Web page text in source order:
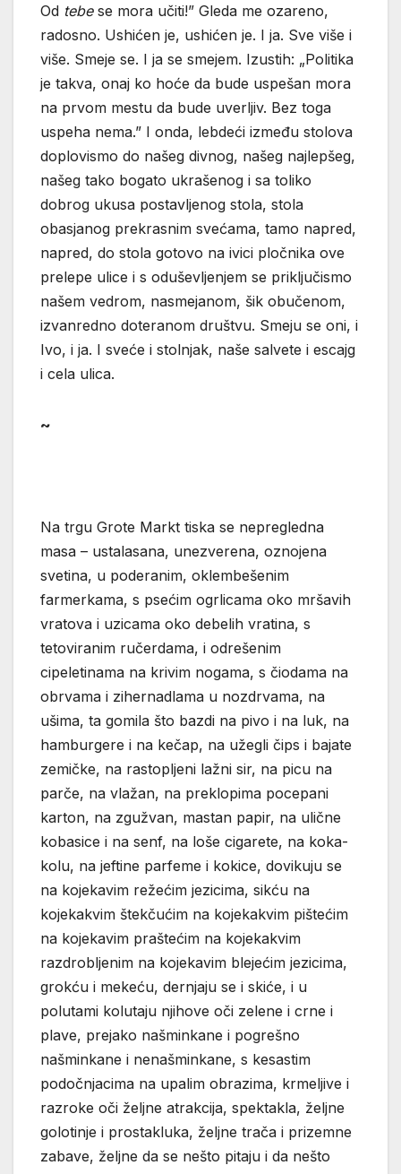
Od tebese mora učiti!” Gleda me ozareno,
radosno. Ushićen je, ushićen je. I ja. Sve više i
više. Smeje se. I ja se smejem. Izustih: „Politika
je takva, onaj ko hoće da bude uspešan mora
na prvom mestu da bude uverljiv. Bez toga
uspeha nema.” I onda, lebdeći između stolova
doplovismo do našeg divnog, našeg najlepšeg,
našeg tako bogato ukrašenog i sa toliko
dobrog ukusa postavljenog stola, stola
obasjanog prekrasnim svećama, tamo napred,
napred, do stola gotovo na ivici pločnika ove
prelepe ulice i s oduševljenjem se priključismo
našem vedrom, nasmejanom, šik obučenom,
izvanredno doteranom društvu. Smeju se oni, i
Ivo, i ja. I sveće i stolnjak, naše salvete i escajg
i cela ulica.
~
Na trgu Grote Markt tiska se nepregledna
masa – ustalasana, unezverena, oznojena
svetina, u poderanim, oklembešenim
farmerkama, s psećim ogrlicama oko mršavih
vratova i uzicama oko debelih vratina, s
tetoviranim ručerdama, i odrešenim
cipeletinama na krivim nogama, s čiodama na
obrvama i zihernadlama u nozdrvama, na
ušima, ta gomila što bazdi na pivo i na luk, na
hamburgere i na kečap, na užegli čips i bajate
zemičke, na rastopljeni lažni sir, na picu na
parče, na vlažan, na preklopima pocepani
karton, na zgužvan, mastan papir, na ulične
kobasice i na senf, na loše cigarete, na koka-
kolu, na jeftine parfeme i kokice, dovikuju se
na kojekavim režećim jezicima, sikću na
kojekakvim štekčućim na kojekakvim pištećim
na kojekavim praštećim na kojekakvim
razdrobljenim na kojekavim blejećim jezicima,
grokću i mekeću, dernjaju se i skiće, i u
polutami kolutaju njihove oči zelene i crne i
plave, prejako našminkane i pogrešno
našminkane i nenašminkane, s kesastim
podočnjacima na upalim obrazima, krmeljive i
razroke oči željne atrakcija, spektakla, željne
golotinje i prostakluka, željne trača i prizemne
zabave, željne da se nešto pitaju i da nešto